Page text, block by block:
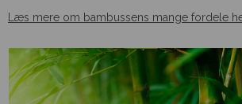
Læs mere om bambussens mange fordele